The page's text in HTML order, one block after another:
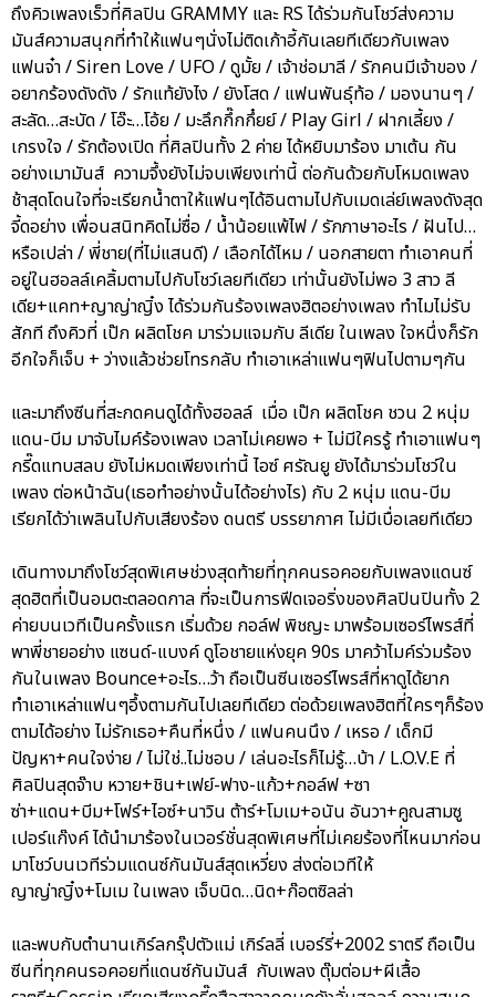
ถึงคิวเพลงเร็วที่ศิลปิน GRAMMY และ RS ได้ร่วมกันโชว์ส่งความ
มันส์ความสนุกที่ทำให้แฟนๆนั่งไม่ติดเก้าอี้กันเลยทีเดียวกับเพลง
แฟนจ๋า / Siren Love / UFO / ดูมั้ย / เจ้าช่อมาลี / รักคนมีเจ้าของ /
อยากร้องดังดัง / รักแท้ยังไง / ยังโสด / แฟนพันธุ์ท้อ / มองนานๆ /
สะลัด…สะบัด / โอ๊ะ…โอ้ย / มะลึกกึ๊กกึ๋ยย์ / Play Girl / ฝากเลี้ยง /
เกรงใจ / รักต้องเปิด ที่ศิลปินทั้ง 2 ค่าย ได้หยิบมาร้อง มาเต้น กัน
อย่างเมามันส์ ความจึ้งยังไม่จบเพียงเท่านี้ ต่อกันด้วยกับโหมดเพลง
ช้าสุดโดนใจที่จะเรียกน้ำตาให้แฟนๆได้อินตามไปกับเมดเล่ย์เพลงดังสุด
จี้ดอย่าง เพื่อนสนิทคิดไม่ซื่อ / น้ำน้อยแพ้ไฟ / รักภาษาอะไร / ฝันไป…
หรือเปล่า / พี่ชาย(ที่ไม่แสนดี) / เลือกได้ไหม / นอกสายตา ทำเอาคนที่
อยู่ในฮอลล์เคลิ้มตามไปกับโชว์เลยทีเดียว เท่านั้นยังไม่พอ 3 สาว ลี
เดีย+แคท+ญาญ่าญิ๋ง ได้ร่วมกันร้องเพลงฮิตอย่างเพลง ทำไมไม่รับ
สักที ถึงคิวที่ เป๊ก ผลิตโชค มาร่วมแจมกับ ลีเดีย ในเพลง ใจหนึ่งก็รัก
อีกใจก็เจ็บ + ว่างแล้วช่วยโทรกลับ ทำเอาเหล่าแฟนๆฟินไปตามๆกัน
และมาถึงซีนที่สะกดคนดูได้ทั้งฮอลล์ เมื่อ เป๊ก ผลิตโชค ชวน 2 หนุ่ม
แดน-บีม มาจับไมค์ร้องเพลง เวลาไม่เคยพอ + ไม่มีใครรู้ ทำเอาแฟนๆ
กรี๊ดแทบสลบ ยังไม่หมดเพียงเท่านี้ ไอซ์ ศรัณยู ยังได้มาร่วมโชว์ใน
เพลง ต่อหน้าฉัน(เธอทำอย่างนั้นได้อย่างไร) กับ 2 หนุ่ม แดน-บีม
เรียกได้ว่าเพลินไปกับเสียงร้อง ดนตรี บรรยากาศ ไม่มีเบื่อเลยทีเดียว
เดินทางมาถึงโชว์สุดพิเศษช่วงสุดท้ายที่ทุกคนรอคอยกับเพลงแดนซ์
สุดฮิตที่เป็นอมตะตลอดกาล ที่จะเป็นการฟีดเจอริ่งของศิลปินปินทั้ง 2
ค่ายบนเวทีเป็นครั้งแรก เริ่มด้วย กอล์ฟ พิชญะ มาพร้อมเซอร์ไพรส์ที่
พาพี่ชายอย่าง แซนด์-แบงค์ ดูโอชายแห่งยุค 90s มาคว้าไมค์ร่วมร้อง
กันในเพลง Bounce+อะไร…ว้า ถือเป็นซีนเซอร์ไพรส์ที่หาดูได้ยาก
ทำเอาเหล่าแฟนๆอึ้งตามกันไปเลยทีเดียว ต่อด้วยเพลงฮิตที่ใครๆก็ร้อง
ตามได้อย่าง ไม่รักเธอ+คืนที่หนึ่ง / แฟนคนนึง / เหรอ / เด็กมี
ปัญหา+คนใจง่าย / ไม่ใช่..ไม่ชอบ / เล่นอะไรก็ไม่รู้…บ้า / L.O.V.E ที่
ศิลปินสุดจ๊าบ หวาย+ชิน+เฟย์-ฟาง-แก้ว+กอล์ฟ +ซา
ซ่า+แดน+บีม+โฟร์+ไอซ์+นาวิน ต้าร์+โมเม+อนัน อันวา+คูณสามซู
เปอร์แก๊งค์ ได้นำมาร้องในเวอร์ชั่นสุดพิเศษที่ไม่เคยร้องที่ไหนมาก่อน
มาโชว์บนเวทีร่วมแดนซ์กันมันส์สุดเหวี่ยง ส่งต่อเวทีให้
ญาญ่าญิ๋ง+โมเม ในเพลง เจ็บนิด…นิด+ก๊อตซิลล่า
และพบกับตำนานเกิร์ลกรุ๊ปตัวแม่ เกิร์ลลี่ เบอร์รี่+2002 ราตรี ถือเป็น
ซีนที่ทุกคนรอคอยที่แดนซ์กันมันส์ กับเพลง ตุ๊มต่อม+ผีเสื้อ